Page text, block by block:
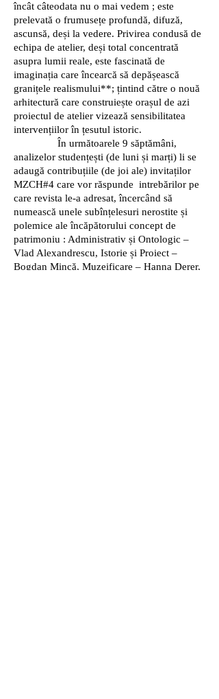
încât câteodata nu o mai vedem ; este
prelevată o frumusețe profundă, difuză,
ascunsă, deși la vedere. Privirea condusă de
echipa de atelier, deși total concentrată
asupra lumii reale, este fascinată de
imaginația care încearcă să depășească
granițele realismului**; țintind către o nouă
arhitectură care construiește orașul de azi
proiectul de atelier vizează sensibilitatea
intervențiilor în țesutul istoric.
În următoarele 9 săptămâni,
analizelor studențești (de luni și marți) li se
adaugă contribuțiile (de joi ale) invitaților
MZCH#4 care vor răspunde intrebărilor pe
care revista le-a adresat, încercând să
numească unele subînțelesuri nerostite și
polemice ale încăpătorului concept de
patrimoniu : Administrativ și Ontologic –
Vlad Alexandrescu, Istorie și Proiect –
Bogdan Mincă, Muzeificare – Hanna Derer,